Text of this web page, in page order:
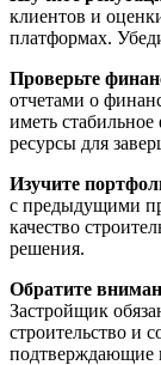
клиентов и
платформах.
Проверьте
отчетами о
иметь
ресурсы для
Изучите
с предыдущими
качество
решения.
Обратите
Застройщик
строительство и
подтверждающие